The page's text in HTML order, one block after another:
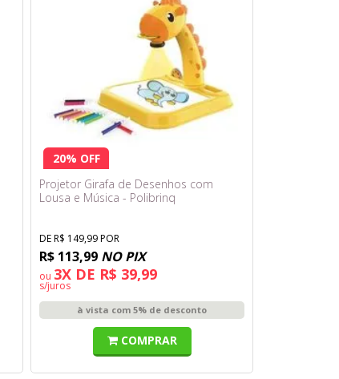
20% OFF
Projetor Girafa de Desenhos com
Lousa e Música - Polibrinq
DE R$ 149,99 POR
R$ 113,99 NO PIX
ou 3X DE R$ 39,99
s/juros
à vista com 5% de desconto
COMPRAR